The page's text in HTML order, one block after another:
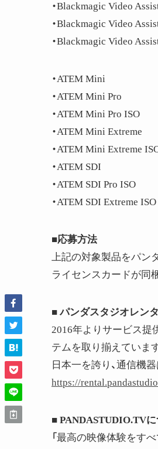
・Blackmagic Video
・Blackmagic Video
・Blackmagic Video
・ATEM Mini
・ATEM Mini Pro
・ATEM Mini Pro ISO
・ATEM Mini Extreme
・ATEM Mini Extreme
・ATEM SDI
・ATEM SDI Pro ISO
・ATEM SDI Extreme ISO
■応募方法
上記の対象製品をパン
ライセンスカードが同
■ パンダスタジオレン
2016年よりサービス提
テムを取り揃えていま
日本一を誇り、通信機
https://
■ PANDASTUDIO.TV
「最高の映像体験をす